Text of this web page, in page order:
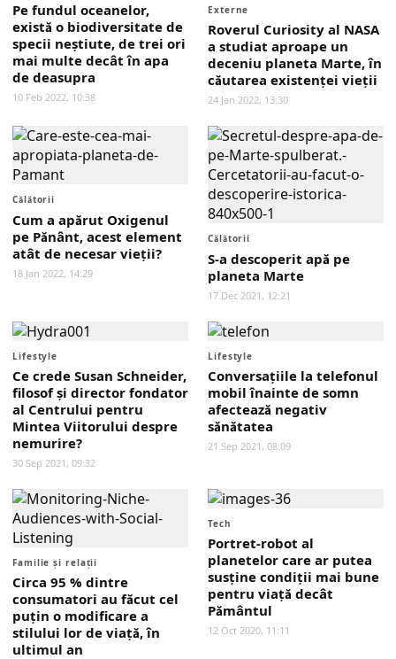
Pe fundul oceanelor,
există o biodiversitate de
specii neștiute, de trei ori
mai multe decât în apa
de deasupra
10 Feb 2022, 10:38
Externe
Roverul Curiosity al NASA
a studiat aproape un
deceniu planeta Marte, în
căutarea existenţei vieţii
24 Jan 2022, 13:30
Călătorii
Cum a apărut Oxigenul
pe Pănânt, acest element
atât de necesar vieții?
18 Jan 2022, 14:29
Călătorii
S-a descoperit apă pe
planeta Marte
17 Dec 2021, 12:21
Lifestyle
Ce crede Susan Schneider,
filosof și director fondator
al Centrului pentru
Mintea Viitorului despre
nemurire?
30 Sep 2021, 09:32
Lifestyle
Conversațiile la telefonul
mobil înainte de somn
afectează negativ
sănătatea
21 Sep 2021, 08:09
Familie și relații
Circa 95 % dintre
consumatori au făcut cel
puţin o modificare a
stilului lor de viaţă, în
ultimul an
Tech
Portret-robot al
planetelor care ar putea
susţine condiţii mai bune
pentru viaţă decât
Pământul
12 Oct 2020, 11:11